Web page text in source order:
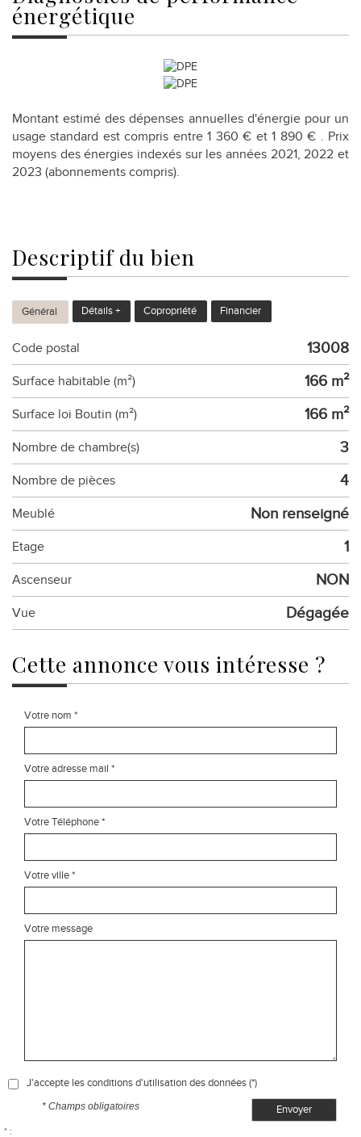
énergétique
Montant estimé des dépenses annuelles d'énergie pour un
usage standard est compris entre 1 360 € et 1 890 € . Prix
moyens des énergies indexés sur les années 2021, 2022 et
2023 (abonnements compris).
descriptif du bien
Général Détails + Copropriété Financier
Code postal 13008
Surface habitable (m²) 166 m²
Surface loi Boutin (m²) 166 m²
Nombre de chambre(s) 3
Nombre de pièces 4
Meublé Non renseigné
Etage 1
Ascenseur NON
Vue Dégagée
cette annonce vous intéresse ?
Votre nom *
Votre adresse mail *
Votre Téléphone *
Votre ville *
Votre message
J'accepte les conditions d'utilisation des données (*)
Envoyer
* Champs obligatoires
* :